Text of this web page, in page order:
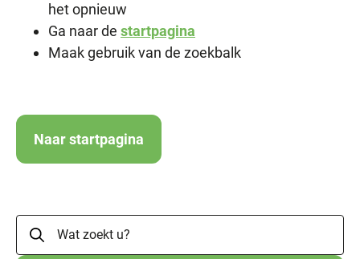
het opnieuw
Ga naar de startpagina
Maak gebruik van de zoekbalk
Naar startpagina